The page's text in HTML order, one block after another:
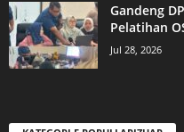
Gandeng
Pelatihan
Jul 28, 2026